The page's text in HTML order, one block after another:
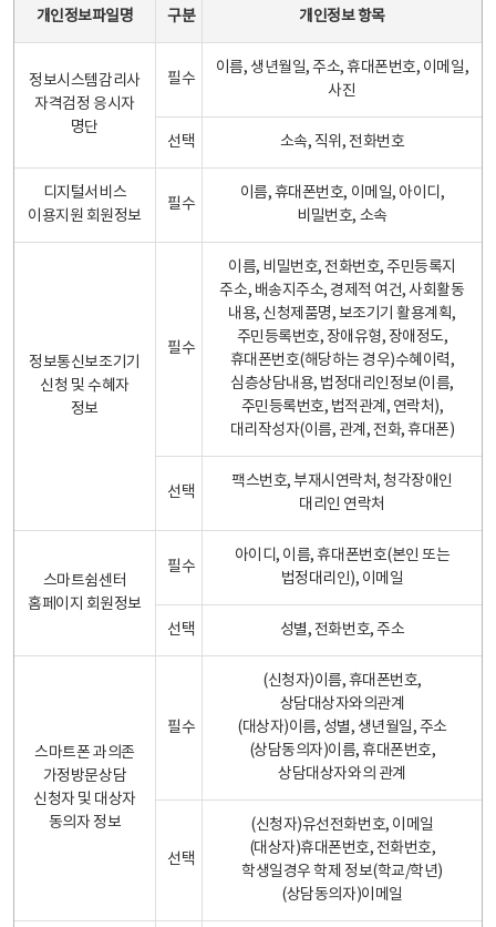
개인정보파일명 구분 개인정보 항목
정보시스템감리사
자격검정 응시자
명단
필수
이름, 생년월일, 주소, 휴대폰번호, 이메일,
사진
선택 소속, 직위, 전화번호
디지털서비스
이용지원 회원정보
필수
이름, 휴대폰번호, 이메일, 아이디,
비밀번호, 소속
정보통신보조기기
신청 및 수혜자
정보
필수
이름, 비밀번호, 전화번호, 주민등록지
주소, 배송지주소, 경제적 여건, 사회활동
내용, 신청제품명, 보조기기 활용계획,
주민등록번호, 장애유형, 장애정도,
휴대폰번호(해당하는 경우)수혜이력,
심층상담내용, 법정대리인정보(이름,
주민등록번호, 법적관계, 연락처),
대리작성자(이름, 관계, 전화, 휴대폰)
선택
팩스번호, 부재시연락처, 청각장애인
대리인 연락처
스마트쉼센터
홈페이지 회원정보
필수
아이디, 이름, 휴대폰번호(본인 또는
법정대리인), 이메일
선택 성별, 전화번호, 주소
스마트폰 과의존
가정방문상담
신청자 및 대상자
동의자 정보
필수
(신청자)이름, 휴대폰번호,
상담대상자와의관계
(대상자)이름, 성별, 생년월일, 주소
(상담동의자)이름, 휴대폰번호,
상담대상자와의 관계
선택
(신청자)유선전화번호, 이메일
(대상자)휴대폰번호, 전화번호,
학생일경우 학제 정보(학교/학년)
(상담동의자)이메일